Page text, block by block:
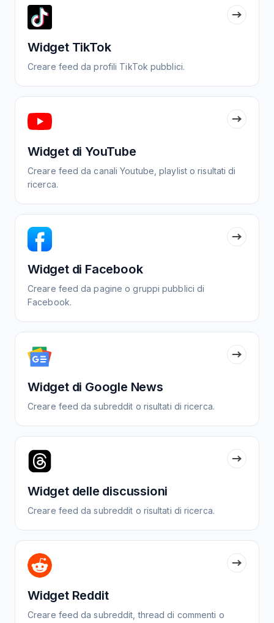
Widget TikTok
Creare feed da profili TikTok pubblici.
Widget di YouTube
Creare feed da canali Youtube, playlist o risultati di
ricerca.
Widget di Facebook
Creare feed da pagine o gruppi pubblici di
Facebook.
Widget di Google News
Creare feed da subreddit o risultati di ricerca.
Widget delle discussioni
Creare feed da subreddit o risultati di ricerca.
Widget Reddit
Creare feed da subreddit, thread di commenti o